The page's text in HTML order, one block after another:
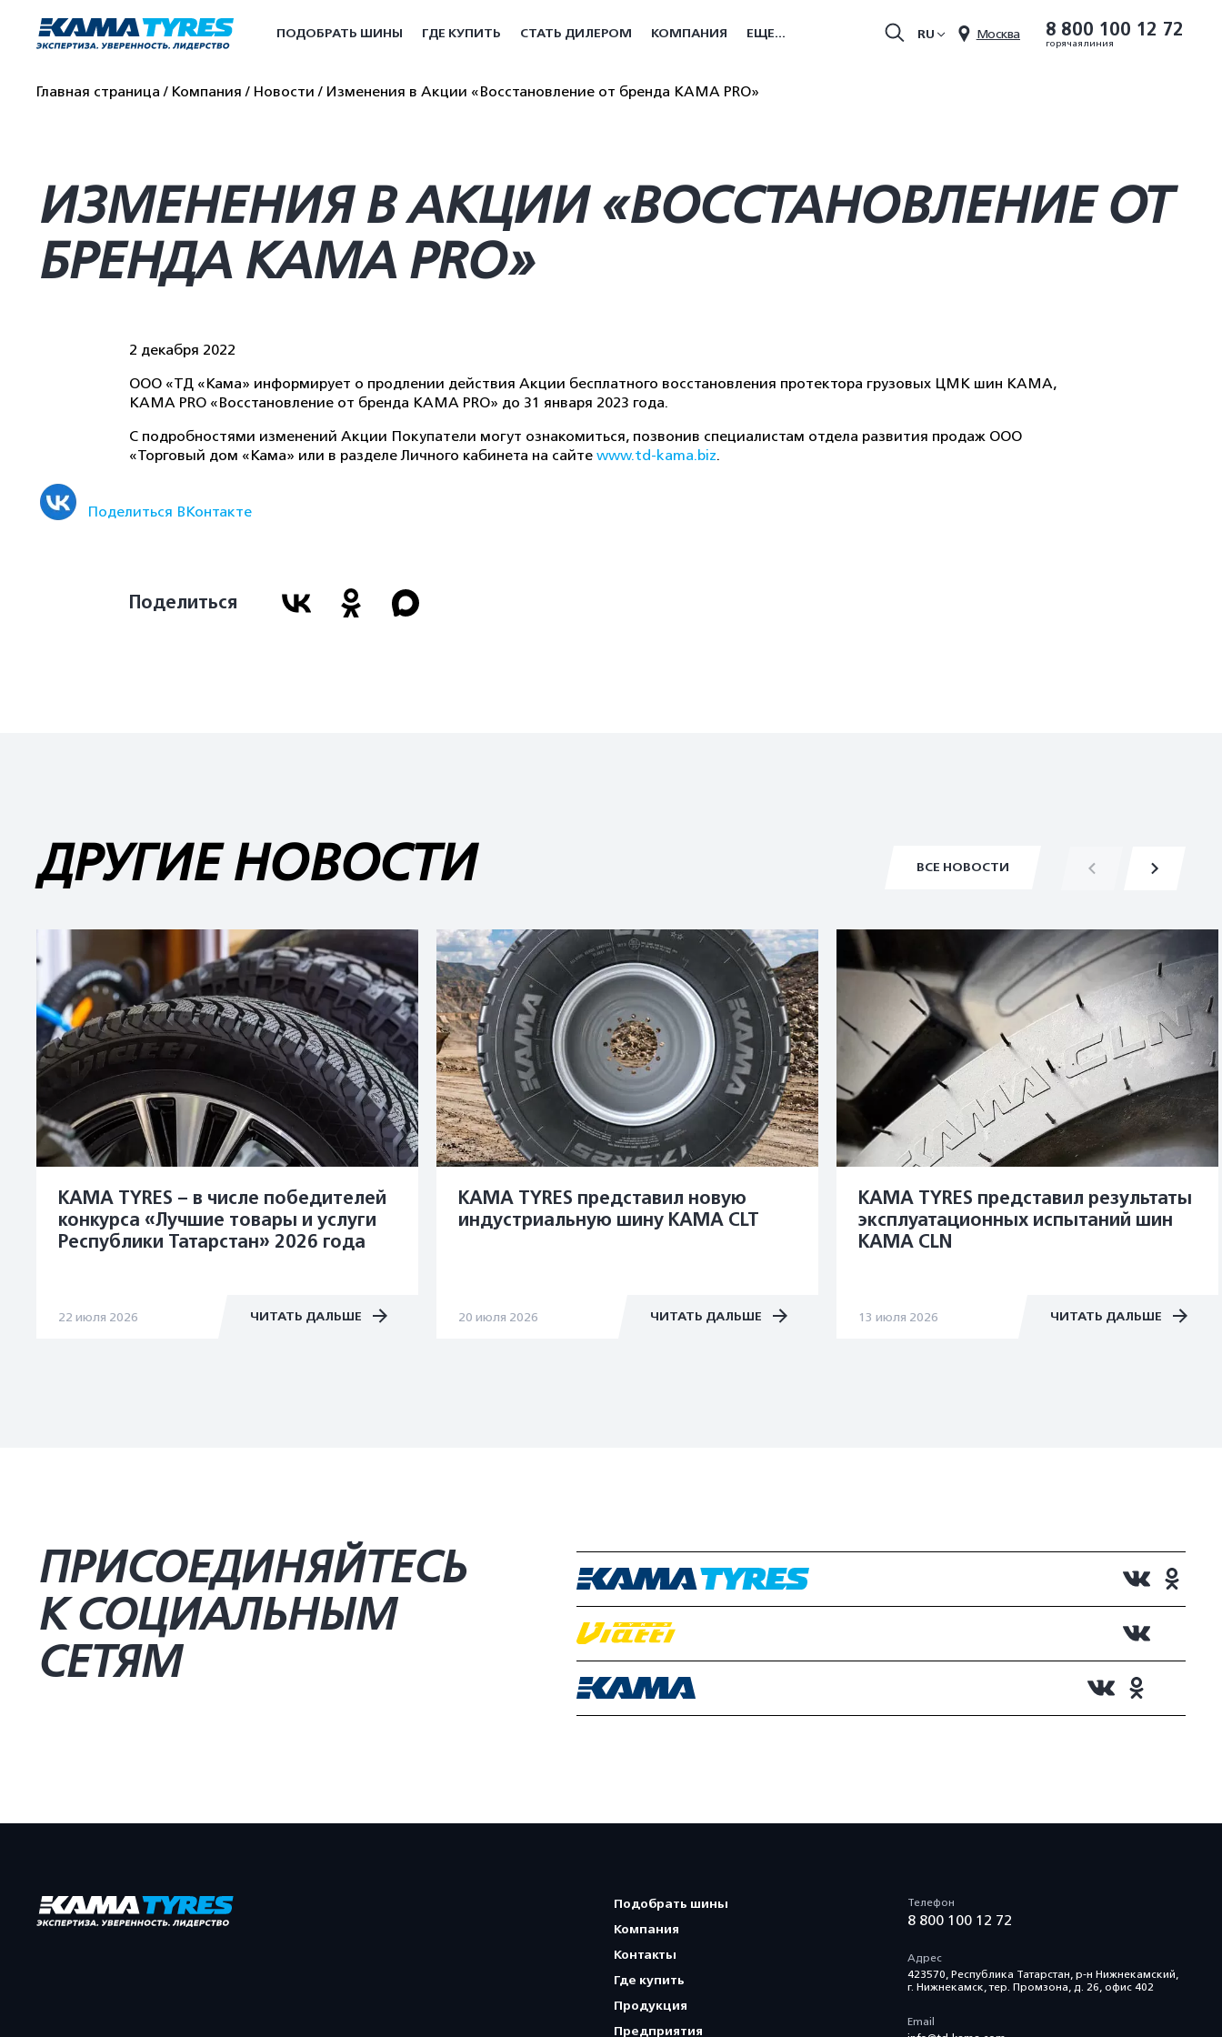
8 800 100 12 72
горячая линия
Москва
RU
ПОДОБРАТЬ ШИНЫ ГДЕ КУПИТЬ СТАТЬ ДИЛЕРОМ КОМПАНИЯ ЕЩЕ...
Главная страница Компания Новости Изменения в Акции «Восстановление от бренда КАМА PRO»
ИЗМЕНЕНИЯ В АКЦИИ «ВОССТАНОВЛЕНИЕ ОТ
БРЕНДА КАМА PRO»
2 декабря 2022
ООО «ТД «Кама» информирует о продлении действия Акции бесплатного восстановления протектора грузовых ЦМК шин КАМА,
KAMA PRO «Восстановление от бренда КАМА PRO» до 31 января 2023 года.
С подробностями изменений Акции Покупатели могут ознакомиться, позвонив специалистам отдела развития продаж ООО
«Торговый дом «Кама» или в разделе Личного кабинета на сайте www.td-kama.biz.
Поделиться ВКонтакте
Поделиться
ДРУГИЕ НОВОСТИ ВСЕ НОВОСТИ
KAMA TYRES – в числе победителей
конкурса «Лучшие товары и услуги
Республики Татарстан» 2026 года
22 июля 2026 ЧИТАТЬ ДАЛЬШЕ
KAMA TYRES представил новую
индустриальную шину KAMA CLT
20 июля 2026 ЧИТАТЬ ДАЛЬШЕ
KAMA TYRES представил результаты
эксплуатационных испытаний шин
KAMA CLN
13 июля 2026 ЧИТАТЬ ДАЛЬШЕ
ПРИСОЕДИНЯЙТЕСЬ
К СОЦИАЛЬНЫМ
СЕТЯМ
Подобрать шины
Компания
Контакты
Где купить
Продукция
Предприятия
Телефон
8 800 100 12 72
Адрес
423570, Республика Татарстан, р-н Нижнекамский,
г. Нижнекамск, тер. Промзона, д. 26, офис 402
Email